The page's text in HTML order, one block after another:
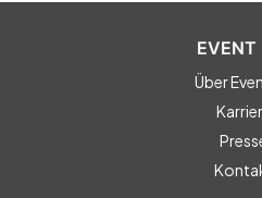
EVENT
Über